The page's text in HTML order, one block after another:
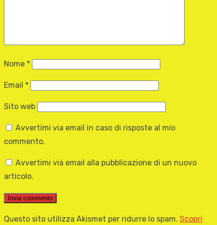
Nome *
Email *
Sito web
Avvertimi via email in caso di risposte al mio
commento.
Avvertimi via email alla pubblicazione di un nuovo
articolo.
Questo sito utilizza Akismet per ridurre lo spam. Scopri